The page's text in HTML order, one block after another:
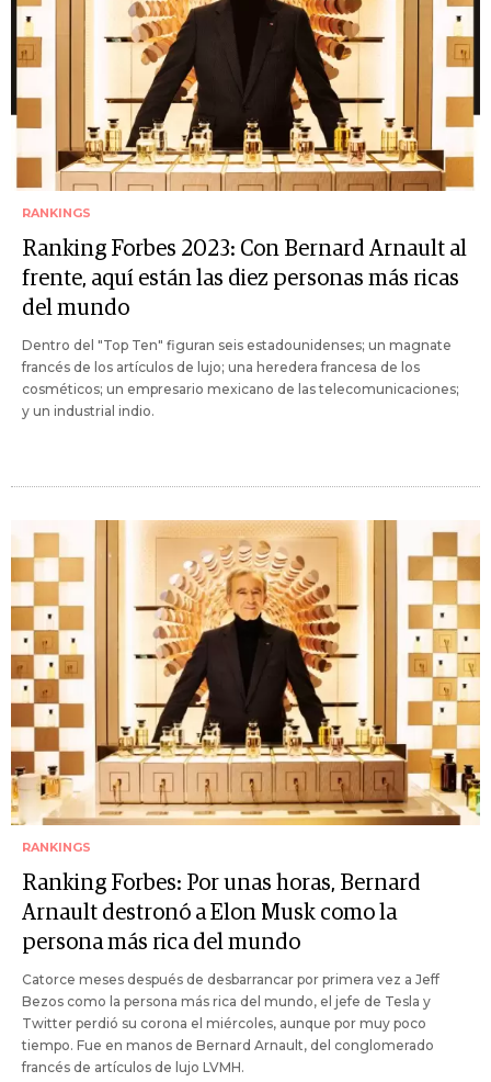
RANKINGS
Ranking Forbes 2023: Con Bernard Arnault al
frente, aquí están las diez personas más ricas
del mundo
Dentro del "Top Ten" figuran seis estadounidenses; un magnate
francés de los artículos de lujo; una heredera francesa de los
cosméticos; un empresario mexicano de las telecomunicaciones;
y un industrial indio.
RANKINGS
Ranking Forbes: Por unas horas, Bernard
Arnault destronó a Elon Musk como la
persona más rica del mundo
Catorce meses después de desbarrancar por primera vez a Jeff
Bezos como la persona más rica del mundo, el jefe de Tesla y
Twitter perdió su corona el miércoles, aunque por muy poco
tiempo. Fue en manos de Bernard Arnault, del conglomerado
francés de artículos de lujo LVMH.